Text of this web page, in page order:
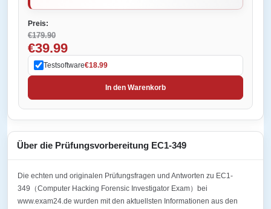
Preis:
€179.90
€39.99
Testsoftware€18.99
In den Warenkorb
Über die Prüfungsvorbereitung EC1-349
Die echten und originalen Prüfungsfragen und Antworten zu EC1-
349（Computer Hacking Forensic Investigator Exam）bei
www.exam24.de wurden mit den aktuellsten Informationen aus den